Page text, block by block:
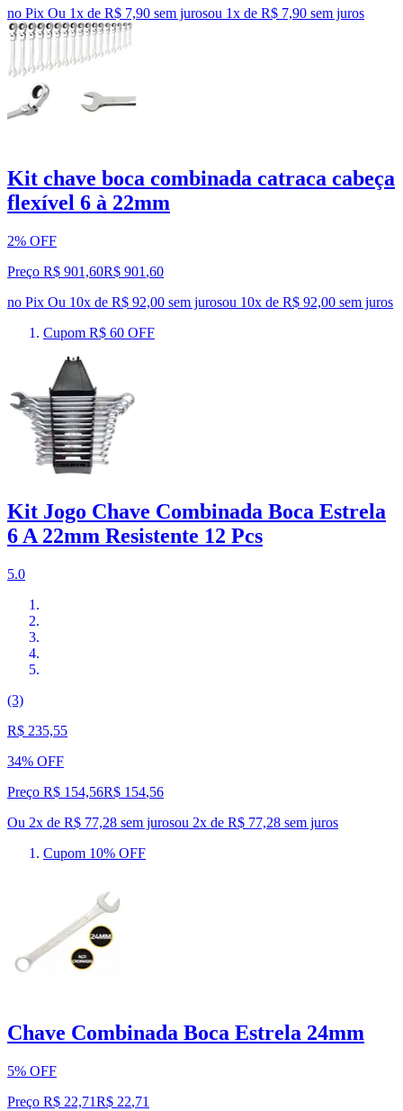
no Pix Ou 1x de R$ 7,90 sem jurosou 1x de R$ 7,90 sem juros
Kit chave boca combinada catraca cabeça
flexível 6 à 22mm
2% OFF
Preço R$ 901,60R$ 901 ,60
no Pix Ou 10x de R$ 92,00 sem jurosou 10x de R$ 92,00 sem juros
Cupom R$ 60 OFF
Kit Jogo Chave Combinada Boca Estrela
6 A 22mm Resistente 12 Pcs
5.0
(3)
R$ 235,55
34% OFF
Preço R$ 154,56R$ 154,56
Ou 2x de R$ 77,28 sem jurosou 2x de R$ 77,28 sem juros
Cupom 10% OFF
Chave Combinada Boca Estrela 24mm
5% OFF
Preço R$ 22,71R$ 22,71